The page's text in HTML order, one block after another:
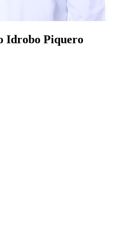
Idrobo Piquero